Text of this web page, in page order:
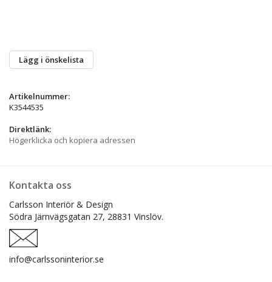
Lägg i önskelista
Artikelnummer:
K3544535
Direktlänk:
Högerklicka och kopiera adressen
Kontakta oss
Carlsson Interiör & Design
Södra Järnvägsgatan 27, 28831 Vinslöv.
info@carlssoninterior.se